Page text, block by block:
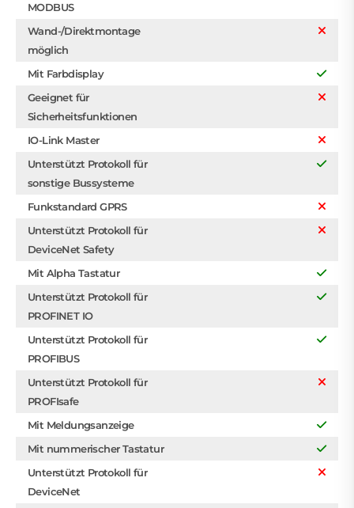
MODBUS
Wand-/Direktmontage
möglich
Mit Farbdisplay
Geeignet für
Sicherheitsfunktionen
IO-Link Master
Unterstützt Protokoll für
sonstige Bussysteme
Funkstandard GPRS
Unterstützt Protokoll für
DeviceNet Safety
Mit Alpha Tastatur
Unterstützt Protokoll für
PROFINET IO
Unterstützt Protokoll für
PROFIBUS
Unterstützt Protokoll für
PROFIsafe
Mit Meldungsanzeige
Mit nummerischer Tastatur
Unterstützt Protokoll für
DeviceNet